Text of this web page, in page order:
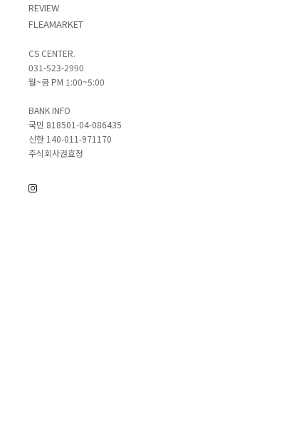
REVIEW
FLEAMARKET
CS CENTER.
031-523-2990
월~금 PM 1:00~5:00
BANK INFO
국민 818501-04-086435
신한 140-011-971170
주식회사권효정